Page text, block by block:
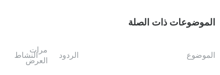
الموضوعات ذات الصلة
الموضوع الردود
مرات
العرض
النشاط